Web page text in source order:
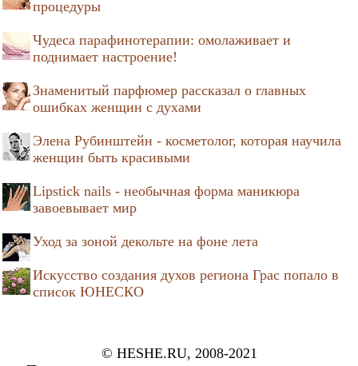
процедуры
Чудеса парафинотерапии: омолаживает и
поднимает настроение!
Знаменитый парфюмер рассказал о главных
ошибках женщин с духами
Элена Рубинштейн - косметолог, которая научила
женщин быть красивыми
Lipstick nails - необычная форма маникюра
завоевывает мир
Уход за зоной декольте на фоне лета
Искусство создания духов региона Грас попало в
список ЮНЕСКО
© HESHE.RU, 2008-2021